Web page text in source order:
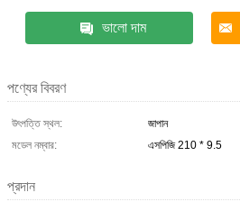
ভালো দাম
পণ্যের বিবরণ
উৎপত্তি স্থল:
জাপান
মডেল নম্বার:
এসপিজি 210 * 9.5
প্রদান